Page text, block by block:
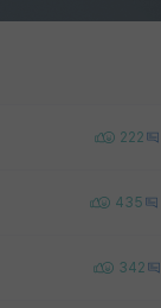
222
435
342